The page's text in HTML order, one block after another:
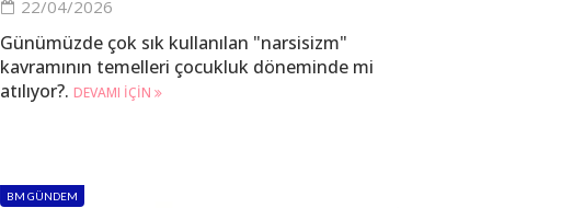
22/04/2026
Günümüzde çok sık kullanılan "narsisizm"
kavramının temelleri çocukluk döneminde mi
atılıyor?. DEVAMI IÇIN
BM GÜNDEM